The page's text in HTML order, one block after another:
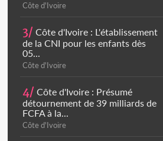
Côte d'Ivoire
3/ Côte d'Ivoire : L'établissement
de la CNI pour les enfants dès
05...
Côte d'Ivoire
4/ Côte d'Ivoire : Présumé
détournement de 39 milliards de
FCFA à la...
Côte d'Ivoire